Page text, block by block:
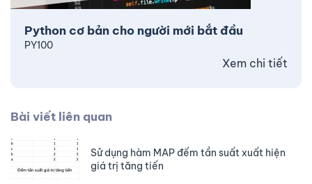
Python cơ bản cho người mới bắt đầu
PY100
Xem chi tiết
Bài viết liên quan
Sử dụng hàm MAP đếm tần suất xuất hiện
giá trị tăng tiến